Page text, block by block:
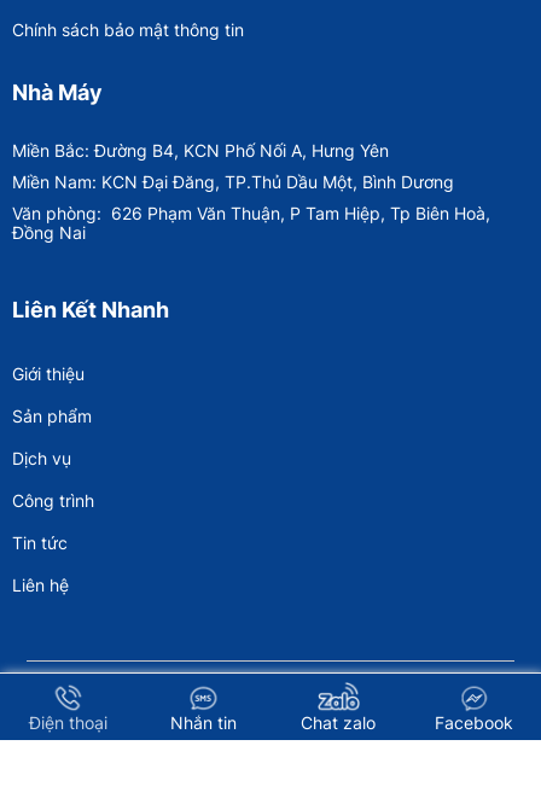
Chính sách bảo mật thông tin
Nhà Máy
Miền Bắc: Đường B4, KCN Phố Nối A, Hưng Yên
Miền Nam: KCN Đại Đăng, TP.Thủ Dầu Một, Bình Dương
Văn phòng: 626 Phạm Văn Thuận, P Tam Hiệp, Tp Biên Hoà,
Đồng Nai
Liên Kết Nhanh
Giới thiệu
Sản phẩm
Dịch vụ
Công trình
Tin tức
Liên hệ
Copyright © 2023 -Nội Thất The One Đồng Nai - Hoà Phát
Đồng Nai
. All rights reserved. Design by i-web.vn
Điện thoại Nhắn tin Chat zalo Facebook